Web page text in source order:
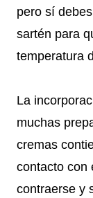
pero sí
sartén para
temperatura
La
muchas
cremas
contacto con
contraerse y